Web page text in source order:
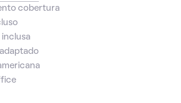
cobertura
inclusa